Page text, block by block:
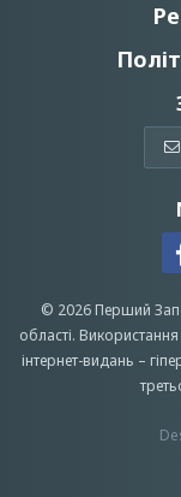
© 2026 Перший
області.
інтернет-видань –